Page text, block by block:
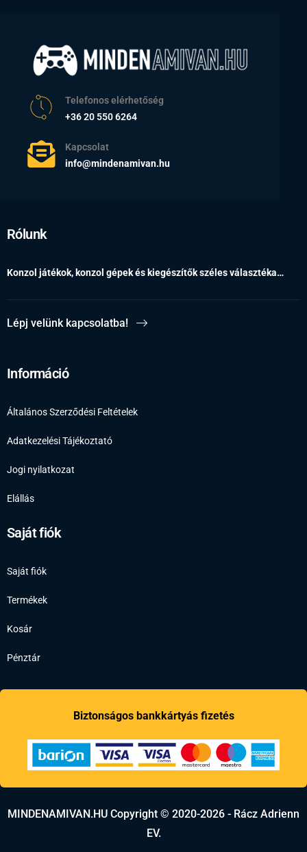
Telefonos elérhetőség
+36 20 550 6264
Kapcsolat
info@mindenamivan.hu
Rólunk
Konzol játékok, konzol gépek és kiegészítők széles választéka…
Lépj velünk kapcsolatba!
Információ
Általános Szerződési Feltételek
Adatkezelési Tájékoztató
Jogi nyilatkozat
Elállás
Saját fiók
Saját fiók
Termékek
Kosár
Pénztár
Biztonságos bankkártyás fizetés
MINDENAMIVAN.HU Copyright © 2020-2026 - Rácz Adrienn
EV.